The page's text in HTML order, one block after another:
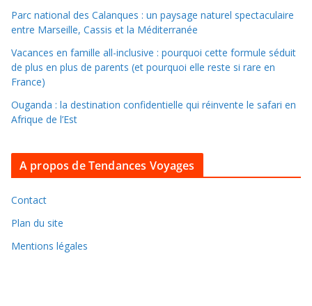
a
n
e
a
v
e
Parc national des Calanques : un paysage naturel spectaculaire
entre Marseille, Cassis et la Méditerranée
Vacances en famille all-inclusive : pourquoi cette formule séduit
de plus en plus de parents (et pourquoi elle reste si rare en
France)
Ouganda : la destination confidentielle qui réinvente le safari en
Afrique de l’Est
A propos de Tendances Voyages
Contact
Plan du site
Mentions légales